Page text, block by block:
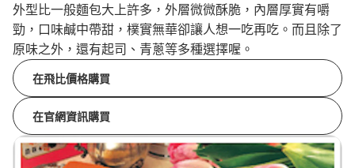
外型比一般麵包大上許多，外層微微酥脆，內層厚實有嚼
勁，口味鹹中帶甜，樸實無華卻讓人想一吃再吃。而且除了
原味之外，還有起司、青蔥等多種選擇喔。
在飛比價格購買
在官網資訊購買